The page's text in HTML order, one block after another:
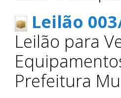
Leilão
Leilão para
Prefeitura